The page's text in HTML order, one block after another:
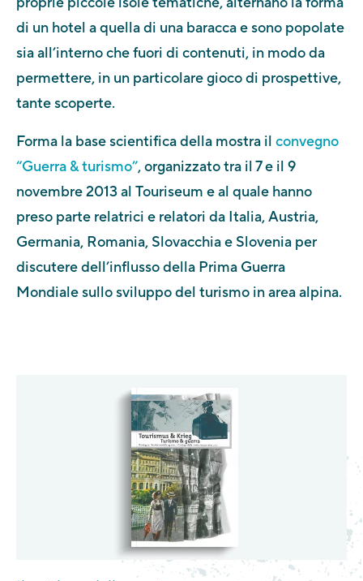
di un hotel a quella di una baracca e sono popolate
sia all’interno che fuori di contenuti, in modo da
permettere, in un particolare gioco di prospettive,
tante scoperte.
Forma la base scientifica della mostra il convegno
“Guerra & turismo”, organizzato tra il 7 e il 9
novembre 2013 al Touriseum e al quale hanno
preso parte relatrici e relatori da Italia, Austria,
Germania, Romania, Slovacchia e Slovenia per
discutere dell’influsso della Prima Guerra
Mondiale sullo sviluppo del turismo in area alpina.